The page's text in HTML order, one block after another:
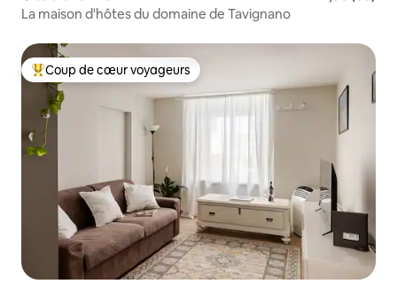
La maison d'hôtes du domaine de Tavignano
Coups de cœur voyageurs les plus appréciés
Coup de cœur voyageurs